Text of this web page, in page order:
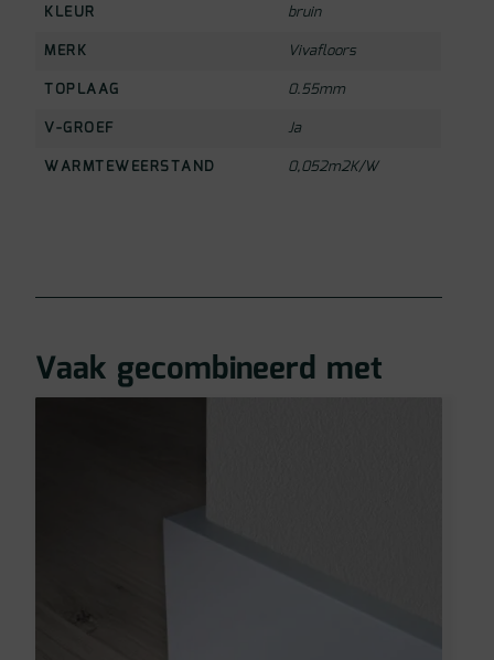
KLEUR
bruin
MERK
Vivafloors
TOPLAAG
0.55mm
V-GROEF
Ja
WARMTEWEERSTAND
0,052m2K/W
Vaak gecombineerd met